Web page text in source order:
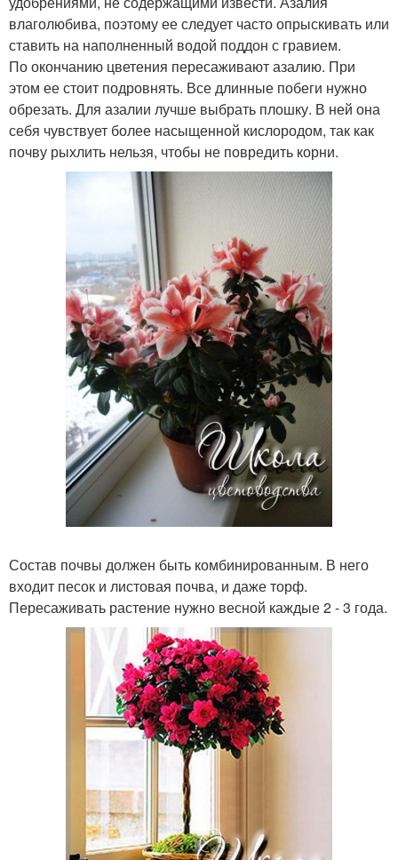
влаголюбива, поэтому ее следует часто опрыскивать или
ставить на наполненный водой поддон с гравием.
По окончанию цветения пересаживают азалию. При
этом ее стоит подровнять. Все длинные побеги нужно
обрезать. Для азалии лучше выбрать плошку. В ней она
себя чувствует более насыщенной кислородом, так как
почву рыхлить нельзя, чтобы не повредить корни.
Состав почвы должен быть комбинированным. В него
входит песок и листовая почва, и даже торф.
Пересаживать растение нужно весной каждые 2 - 3 года.